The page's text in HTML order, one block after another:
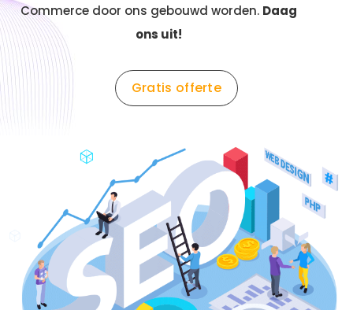
Commerce door ons gebouwd worden. Daag
ons uit!
Gratis offerte